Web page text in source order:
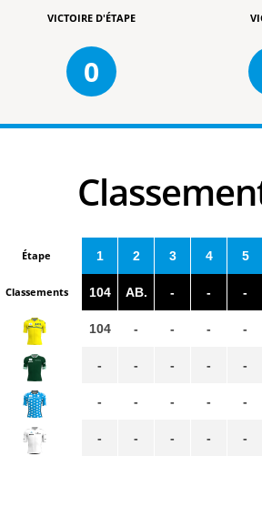
VICTOIRE D'ÉTAPE
0
Étape
Classements
1
104
104
-
-
-
2
AB.
-
-
-
-
3
-
-
-
-
-
4
-
-
-
-
-
5
-
-
-
-
-